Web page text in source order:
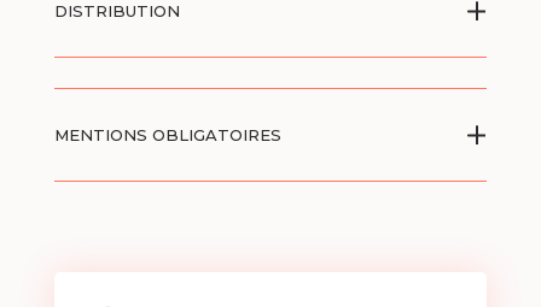
DISTRIBUTION
MENTIONS OBLIGATOIRES